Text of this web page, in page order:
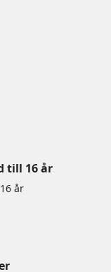
till 16 år